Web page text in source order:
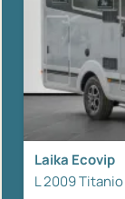
Laika Ecovip
L 2009 Titanio